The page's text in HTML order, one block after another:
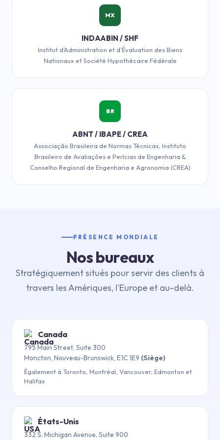
MX
INDAABIN / SHF
Institut d’Administration et d’Évaluation des Biens
Nationaux et Société Hypothécaire Fédérale
BR
ABNT / IBAPE / CREA
Associação Brasileira de Normas Técnicas, Instituto
Brasileiro de Avaliações e Perícias de Engenharia &
Conselho Regional de Engenharia e Agronomia (CREA)
PRÉSENCE MONDIALE
Nos bureaux
Stratégiquement situés pour servir des clients à
travers les Amériques, l'Europe et au-delà.
Canada
795 Main Street, Suite 300
Moncton, Nouveau-Brunswick, E1C 1E9 (Siège)
Également à Toronto, Montréal, Vancouver, Edmonton et
Halifax
États-Unis
332 S. Michigan Avenue, Suite 900